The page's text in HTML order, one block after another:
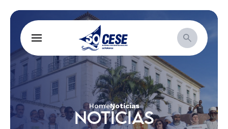
HomeNotícias
NOTÍCIAS